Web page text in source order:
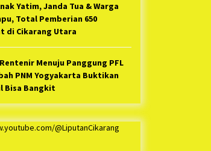
Yatim, Janda Tua & Warga
Total Pemberian 650
di Cikarang Utara
Menuju Panggung PFL
PNM Yogyakarta Buktikan
Bisa Bangkit
@LiputanCikarang